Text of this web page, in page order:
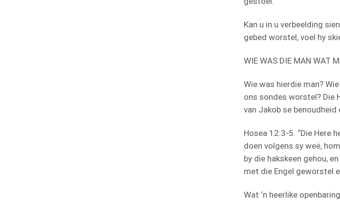
Kan u in u verbeelding
gebed worstel, voel hy
WIE WAS DIE MAN WAT
Wie was hierdie man?
ons sondes worstel? Die
van Jakob se
Hosea 12:3-5. “Die Here
doen volgens sy weë,
by die hakskeen gehou,
met die Engel geworstel
Wat ‘n heerlike